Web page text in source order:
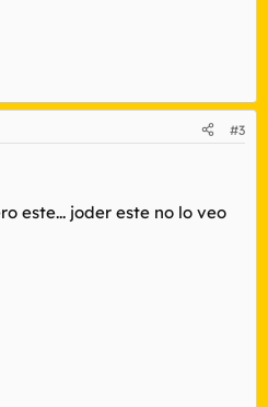
#3
este... joder este no lo veo